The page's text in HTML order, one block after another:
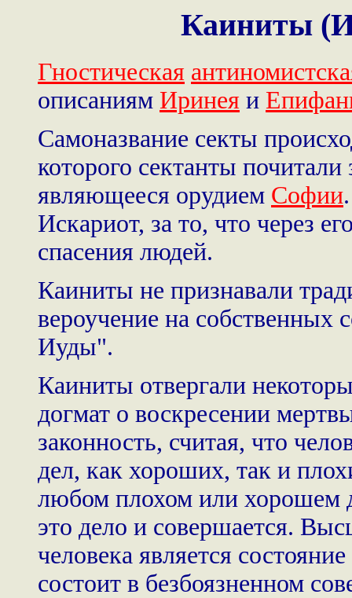
Каиниты
Гностическая
описаниям Иринея и
Самоназвание секты
которого сектанты
являющееся орудием Софии
Искариот, за то, что через
спасения людей.
Каиниты не признавали
вероучение на собственных
Иуды".
Каиниты отвергали
догмат о воскресении
законность, считая, что
дел, как хороших, так и
любом плохом или хорошем
это дело и совершается.
человека является
состоит в безбоязненном